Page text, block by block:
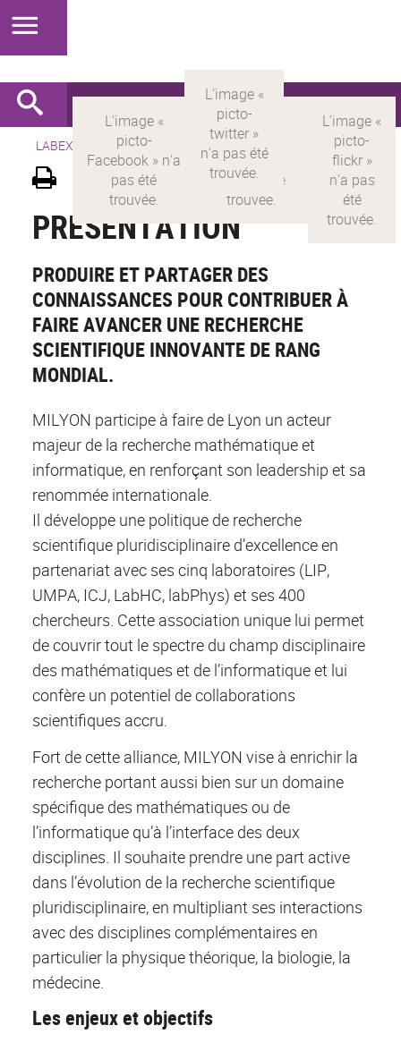
LABEX > LABEX MILYON Version française Présentation
PRÉSENTATION
PRODUIRE ET PARTAGER DES
CONNAISSANCES POUR CONTRIBUER À
FAIRE AVANCER UNE RECHERCHE
SCIENTIFIQUE INNOVANTE DE RANG
MONDIAL.
MILYON participe à faire de Lyon un acteur
majeur de la recherche mathématique et
informatique, en renforçant son leadership et sa
renommée internationale.
Il développe une politique de recherche
scientifique pluridisciplinaire d’excellence en
partenariat avec ses cinq laboratoires (LIP,
UMPA, ICJ, LabHC, labPhys) et ses 400
chercheurs. Cette association unique lui permet
de couvrir tout le spectre du champ disciplinaire
des mathématiques et de l’informatique et lui
confère un potentiel de collaborations
scientifiques accru.
Fort de cette alliance, MILYON vise à enrichir la
recherche portant aussi bien sur un domaine
spécifique des mathématiques ou de
l’informatique qu’à l’interface des deux
disciplines. Il souhaite prendre une part active
dans l’évolution de la recherche scientifique
pluridisciplinaire, en multipliant ses interactions
avec des disciplines complémentaires en
particulier la physique théorique, la biologie, la
médecine.
Les enjeux et objectifs